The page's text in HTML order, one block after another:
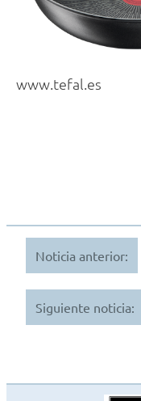
www.tefal.es
Navegación
de
entradas
Noticia anterior:
Siguiente noticia: